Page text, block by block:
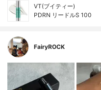
VT(ブイティー)
PDRN リードルS 100
FairyROCK